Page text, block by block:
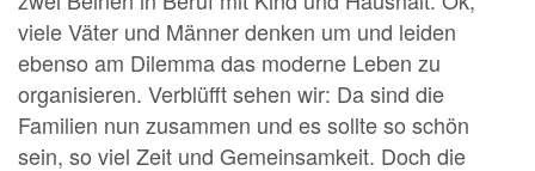
viele Väter und Männer denken um und leiden
ebenso am Dilemma das moderne Leben zu
organisieren. Verblüfft sehen wir: Da sind die
Familien nun zusammen und es sollte so schön
sein, so viel Zeit und Gemeinsamkeit. Doch die